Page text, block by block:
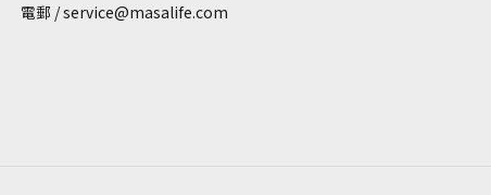
電郵 / service@masalife.com